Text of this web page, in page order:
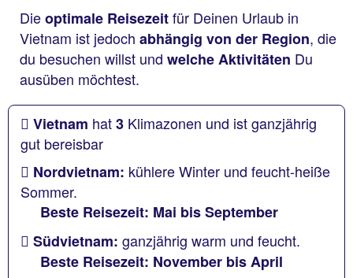
Dieoptimale Reisezeitfür Deinen Urlaub in
Vietnam ist jedoch abhängig von der Region, die
du besuchen willst und welche Aktivitäten Du
ausüben möchtest.
Vietnam hat3 Klimazonen und ist ganzjährig
gut bereisbar
Nordvietnam: kühlere Winter und feucht-heiße
Sommer.
Beste Reisezeit: Mai bis September
Südvietnam: ganzjährig warm und feucht.
Beste Reisezeit: November bis April